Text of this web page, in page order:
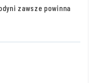
zawsze powinna